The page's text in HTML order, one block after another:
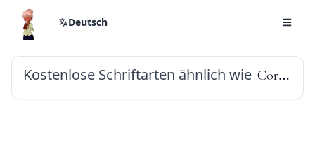
Deutsch
Kostenlose Schriftarten ähnlich wie Cormorant Garamond